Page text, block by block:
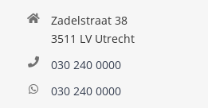
Zadelstraat 38
3511 LV Utrecht
030 240 0000
030 240 0000